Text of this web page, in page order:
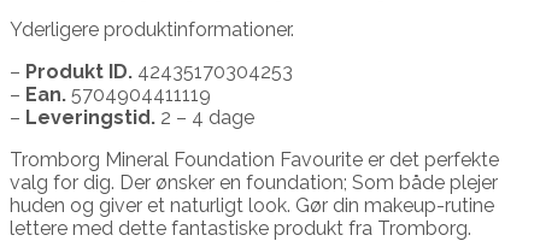
Yderligere produktinformationer.
– Produkt ID. 42435170304253
– Ean. 5704904411119
– Leveringstid. 2 – 4 dage
Tromborg Mineral Foundation Favourite er det perfekte
valg for dig. Der ønsker en foundation; Som både plejer
huden og giver et naturligt look. Gør din makeup-rutine
lettere med dette fantastiske produkt fra Tromborg.